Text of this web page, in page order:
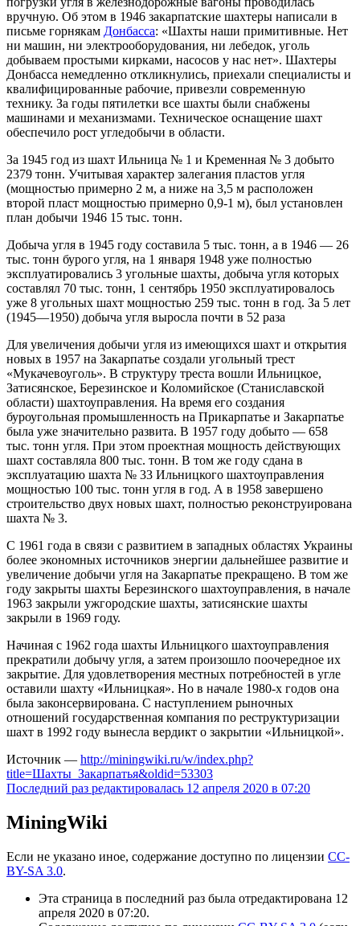
вручную. Об этом в 1946 закарпатские шахтеры написали в
письме горнякам Донбасса: «Шахты наши примитивные. Нет
ни машин, ни электрооборудования, ни лебедок, уголь
добываем простыми кирками, насосов у нас нет». Шахтеры
Донбасса немедленно откликнулись, приехали специалисты и
квалифицированные рабочие, привезли современную
технику. За годы пятилетки все шахты были снабжены
машинами и механизмами. Техническое оснащение шахт
обеспечило рост угледобычи в области.
За 1945 год из шахт Ильница № 1 и Кременная № 3 добыто
2379 тонн. Учитывая характер залегания пластов угля
(мощностью примерно 2 м, а ниже на 3,5 м расположен
второй пласт мощностью примерно 0,9-1 м), был установлен
план добычи 1946 15 тыс. тонн.
Добыча угля в 1945 году составила 5 тыс. тонн, а в 1946 — 26
тыс. тонн бурого угля, на 1 января 1948 уже полностью
эксплуатировались 3 угольные шахты, добыча угля которых
составлял 70 тыс. тонн, 1 сентябрь 1950 эксплуатировалось
уже 8 угольных шахт мощностью 259 тыс. тонн в год. За 5 лет
(1945—1950) добыча угля выросла почти в 52 раза
Для увеличения добычи угля из имеющихся шахт и открытия
новых в 1957 на Закарпатье создали угольный трест
«Мукачевоуголь». В структуру треста вошли Ильницкое,
Затисянское, Березинское и Коломийское (Станиславской
области) шахтоуправления. На время его создания
буроугольная промышленность на Прикарпатье и Закарпатье
была уже значительно развита. В 1957 году добыто — 658
тыс. тонн угля. При этом проектная мощность действующих
шахт составляла 800 тыс. тонн. В том же году сдана в
эксплуатацию шахта № 33 Ильницкого шахтоуправления
мощностью 100 тыс. тонн угля в год. А в 1958 завершено
строительство двух новых шахт, полностью реконструирована
шахта № 3.
С 1961 года в связи с развитием в западных областях Украины
более экономных источников энергии дальнейшее развитие и
увеличение добычи угля на Закарпатье прекращено. В том же
году закрыты шахты Березинского шахтоуправления, в начале
1963 закрыли ужгородские шахты, затисянские шахты
закрыли в 1969 году.
Начиная с 1962 года шахты Ильницкого шахтоуправления
прекратили добычу угля, а затем произошло поочередное их
закрытие. Для удовлетворения местных потребностей в угле
оставили шахту «Ильницкая». Но в начале 1980-х годов она
была законсервирована. С наступлением рыночных
отношений государственная компания по реструктуризации
шахт в 1992 году вынесла вердикт о закрытии «Ильницкой».
Источник — http://miningwiki.ru/w/index.php?
title=Шахты_Закарпатья&oldid=53303
Последний раз редактировалась 12 апреля 2020 в 07:20
MiningWiki
Если не указано иное, содержание доступно по лицензии CC-
BY-SA 3.0.
Эта страница в последний раз была отредактирована 12
апреля 2020 в 07:20.